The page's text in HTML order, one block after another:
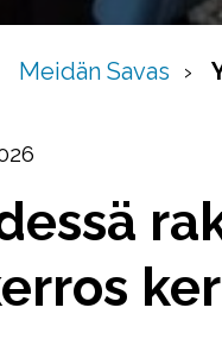
Meidän Savas